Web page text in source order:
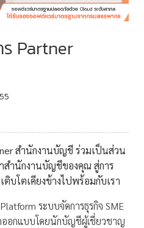
Partner
สำนักงานบัญชี ร่วมเป็นส่วน
ำนักงานบัญชีของคุณ สู่การ
บโตเคียงข้างไปพร้อมกับเรา
ระบบจัดการธุรกิจ SME
อกแบบโดยนักบัญชีผู้เชี่ยวชาญ